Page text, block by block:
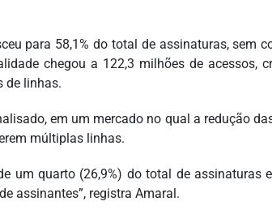
para 58,1% do total de assinaturas, sem
chegou a 122,3 milhões de acessos,
de linhas.
em um mercado no qual a redução
múltiplas linhas.
um quarto (26,9%) do total de assinaturas
assinantes”, registra Amaral.